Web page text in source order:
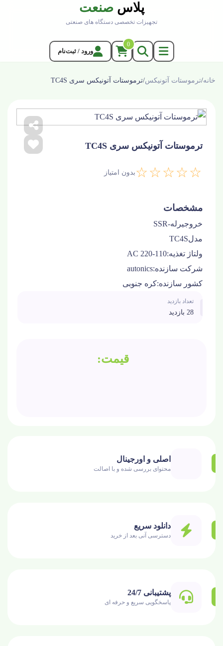
پلاس صنعت
تجهیزات تخصصی دستگاه های صنعتی
0
ورود / ثبت‌نام
خانه/ترموستات آتونیکس/ترموستات آتونیکس سری TC4S
ترموستات آتونیکس سری TC4S
☆☆☆☆☆ بدون امتیاز
مشخصات
خروجیرله-SSR
مدلTC4S
ولتاژ تغذیه:110-220 AC
شرکت سازنده:autonics
کشور سازنده:کره جنوبی
تعداد بازدید
28 بازدید
اصلی و اورجینال
محتوای بررسی شده و با اصالت
دانلود سریع
دسترسی آنی بعد از خرید
پشتیبانی 24/7
پاسخگویی سریع و حرفه ای